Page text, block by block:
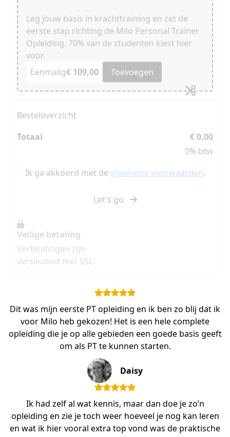
Leg jouw basis in krachttraining en zet de
eerste stap richting de Milo Personal Trainer
Opleiding. 70% van de studenten kiest hier
voor.
Eenmalig€ 109,00 Toevoegen
Besteloverzicht
Totaal
€ 0,00
0% btw
Ik ga akkoord met de algemene voorwaarden.
Let's go
Veilige betaling
Verbindingen zijn
versleuteld met SSL.
Dit was mijn eerste PT opleiding en ik ben zo blij dat ik
voor Milo heb gekozen! Het is een hele complete
opleiding die je op alle gebieden een goede basis geeft
om als PT te kunnen starten.
Daisy
Ik had zelf al wat kennis, maar dan doe je zo’n
opleiding en zie je toch weer hoeveel je nog kan leren
en wat ik hier vooral extra top vond was de praktische